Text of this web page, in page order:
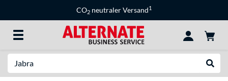
CO2 neutraler Versand1